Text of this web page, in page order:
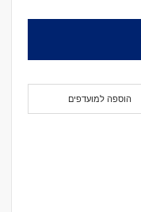
הוספה למועדפים